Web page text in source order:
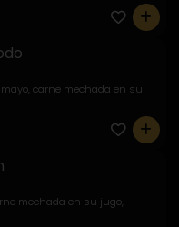
0
carne mechada en su
0
mechada en su jugo,